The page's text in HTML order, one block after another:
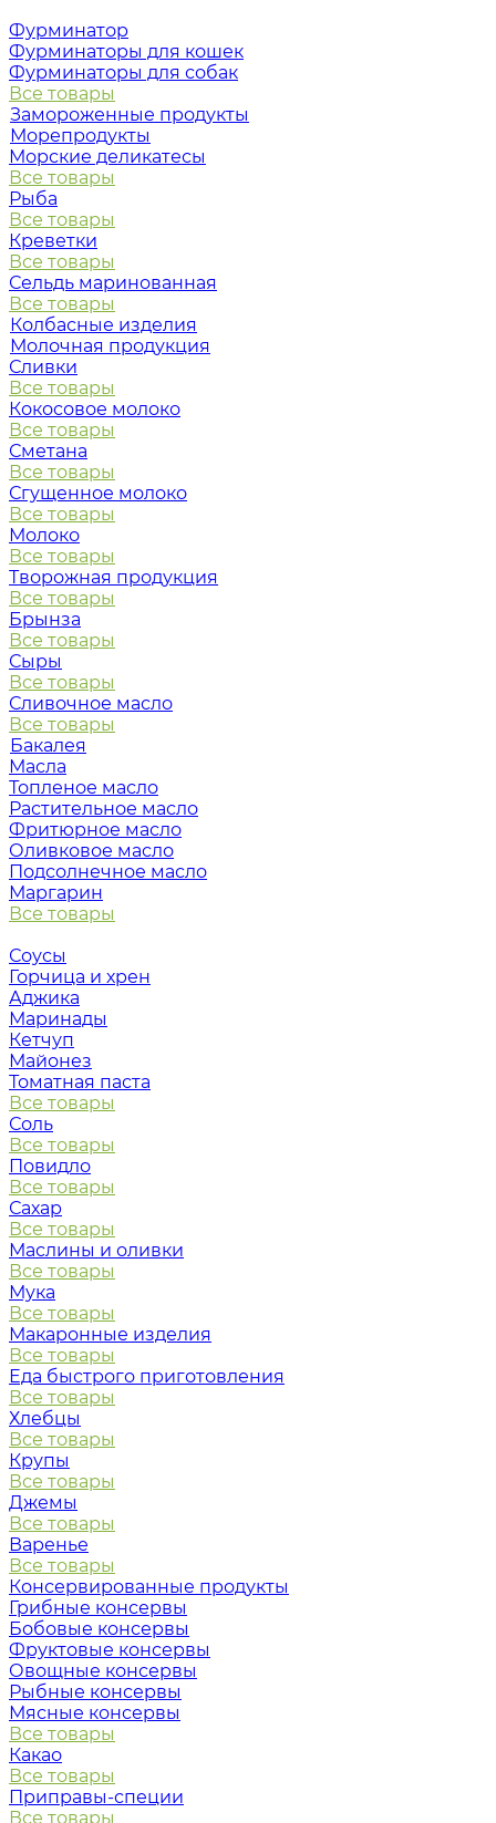
Фурминатор
Фурминаторы для кошек
Фурминаторы для собак
Все товары
Замороженные продукты
Морепродукты
Морские деликатесы
Все товары
Рыба
Все товары
Креветки
Все товары
Сельдь маринованная
Все товары
Колбасные изделия
Молочная продукция
Сливки
Все товары
Кокосовое молоко
Все товары
Сметана
Все товары
Сгущенное молоко
Все товары
Молоко
Все товары
Творожная продукция
Все товары
Брынза
Все товары
Сыры
Все товары
Сливочное масло
Все товары
Бакалея
Масла
Топленое масло
Растительное масло
Фритюрное масло
Оливковое масло
Подсолнечное масло
Маргарин
Все товары
Соусы
Горчица и хрен
Аджика
Маринады
Кетчуп
Майонез
Томатная паста
Все товары
Соль
Все товары
Повидло
Все товары
Сахар
Все товары
Маслины и оливки
Все товары
Мука
Все товары
Макаронные изделия
Все товары
Еда быстрого приготовления
Все товары
Хлебцы
Все товары
Крупы
Все товары
Джемы
Все товары
Варенье
Все товары
Консервированные продукты
Грибные консервы
Бобовые консервы
Фруктовые консервы
Овощные консервы
Рыбные консервы
Мясные консервы
Все товары
Какао
Все товары
Приправы-специи
Все товары